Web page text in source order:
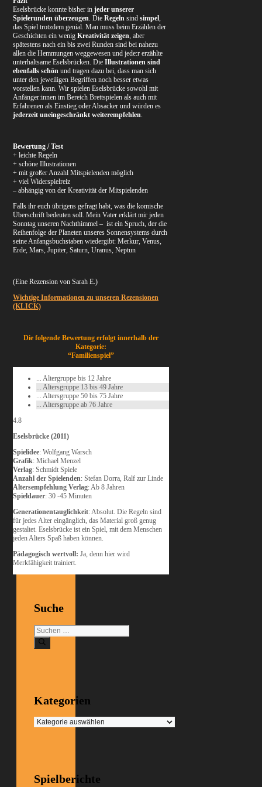
Eselsbrücke konnte bisher injeder unserer
Spielerunden überzeugen. DieRegeln sindsimpel,
das Spiel trotzdem genial. Man muss beim Erzählen der
Geschichten ein wenigKreativität zeigen, aber
spätestens nach ein bis zwei Runden sind bei nahezu
allen die Hemmungen weggewesen und jede:r erzählte
unterhaltsame Eselsbrücken. DieIllustrationen sind
ebenfalls schön und tragen dazu bei, dass man sich
unter den jeweiligen Begriffen noch besser etwas
vorstellen kann. Wir spielen Eselsbrücke sowohl mit
Anfänger:innen im Bereich Brettspielen als auch mit
Erfahrenen als Einstieg oder Absacker und würden es
jederzeit uneingeschränkt weiterempfehlen.
Bewertung / Test
+ leichte Regeln
+ schöne Illustrationen
+ mit großer Anzahl Mitspielenden möglich
+ viel Widerspielreiz
– abhängig von der Kreativität der Mitspielenden
Falls ihr euch übrigens gefragt habt, was die komische
Überschrift bedeuten soll. Mein Vater erklärt mir jeden
Sonntag unseren Nachthimmel – ist ein Spruch, der die
Reihenfolge der Planeten unseres Sonnensystems durch
seine Anfangsbuchstaben wiedergibt: Merkur, Venus,
Erde, Mars, Jupiter, Saturn, Uranus, Neptun
(Eine Rezension von Sarah E.)
Wichtige Informationen zu unseren Rezensionen
(KLICK)
Die folgende Bewertung erfolgt innerhalb der
Kategorie:
“Familienspiel”
... Altergruppe bis 12 Jahre
... Altersgruppe 13 bis 49 Jahre
... Altersgruppe 50 bis 75 Jahre
... Altersgruppe ab 76 Jahre
4.8
Eselsbrücke (2011)
Spielidee: Wolfgang Warsch
Grafik: Michael Menzel
Verlag: Schmidt Spiele
Anzahl der Spielenden: Stefan Dorra, Ralf zur Linde
Altersempfehlung Verlag: Ab 8 Jahren
Spieldauer: 30 -45 Minuten
Generationentauglichkeit: Absolut. Die Regeln sind
für jedes Alter eingänglich, das Material groß genug
gestaltet. Eselsbrücke ist ein Spiel, mit dem Menschen
jeden Alters Spaß haben können.
Pädagogisch wertvoll: Ja, denn hier wird
Merkfähigkeit trainiert.
Suche
Suchen
nach:
Kategorien
Kategorien
Spielberichte